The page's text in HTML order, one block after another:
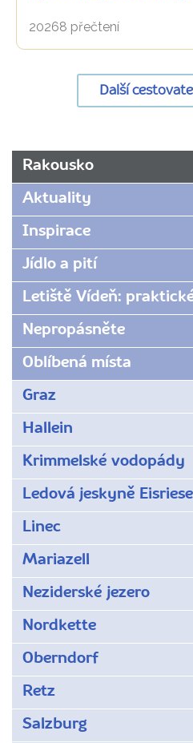
20268 přečtení
Další
URL
www.radynacestu.cz/magazin/
Rakousko
Aktuality
Inspirace
Jídlo a pití
Letiště Vídeň:
Nepropásněte
Oblíbená místa
Graz
Hallein
Krimmelské vodopády
Ledová jeskyně
Linec
Mariazell
Neziderské jezero
Nordkette
Oberndorf
Retz
Salzburg